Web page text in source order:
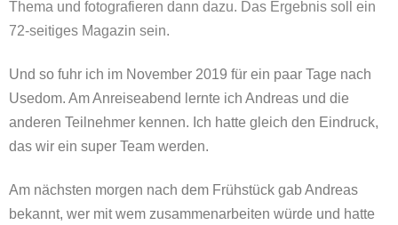
Thema und fotografieren dann dazu. Das Ergebnis soll ein
72-seitiges Magazin sein.
Und so fuhr ich im November 2019 für ein paar Tage nach
Usedom. Am Anreiseabend lernte ich Andreas und die
anderen Teilnehmer kennen. Ich hatte gleich den Eindruck,
das wir ein super Team werden.
Am nächsten morgen nach dem Frühstück gab Andreas
bekannt, wer mit wem zusammenarbeiten würde und hatte